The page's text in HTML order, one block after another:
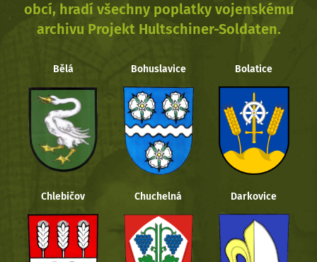
obcí, hradí všechny poplatky vojenskému
archivu Projekt Hultschiner-Soldaten.
Bělá Bohuslavice Bolatice
Chlebičov Chuchelná Darkovice